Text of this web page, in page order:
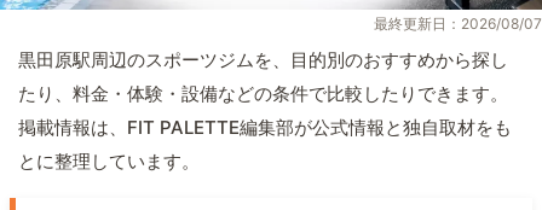
最終更新日：2026/08/07
黒田原駅周辺のスポーツジムを、目的別のおすすめから探し
たり、料金・体験・設備などの条件で比較したりできます。
掲載情報は、FIT PALETTE編集部が公式情報と独自取材をも
とに整理しています。